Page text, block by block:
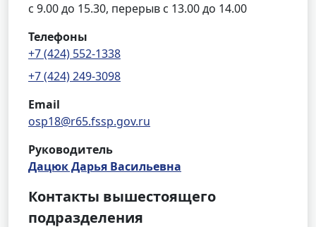
с 9.00 до 15.30, перерыв с 13.00 до 14.00
Телефоны
+7 (424) 552-1338
+7 (424) 249-3098
Email
osp18@r65.fssp.gov.ru
Руководитель
Дацюк Дарья Васильевна
Контакты вышестоящего
подразделения